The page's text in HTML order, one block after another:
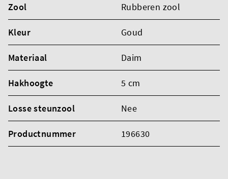
Zool Rubberen zool
Kleur Goud
Materiaal Daim
Hakhoogte 5 cm
Losse steunzool Nee
Productnummer 196630